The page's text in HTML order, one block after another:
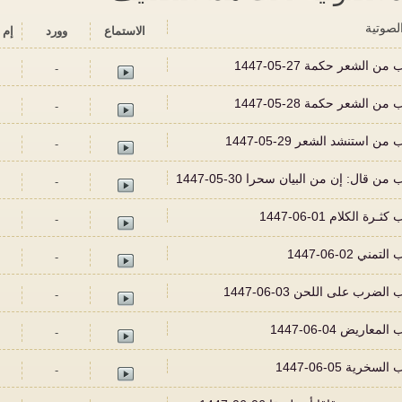
الاستماع‬ وورد
-
-
-
-
-
-
-
-
-